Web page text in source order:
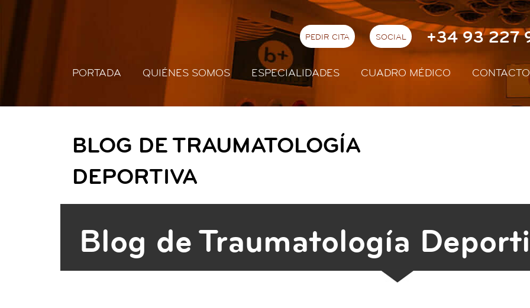
PEDIR CITA SOCIAL +34 93 227
PORTADA QUIÉNES SOMOS ESPECIALIDADES CUADRO MÉDICO CONTACTO
BLOG DE TRAUMATOLOGÍA
DEPORTIVA
Blog de Traumatología